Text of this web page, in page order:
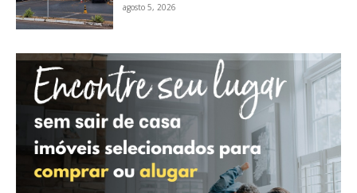
agosto 5, 2026